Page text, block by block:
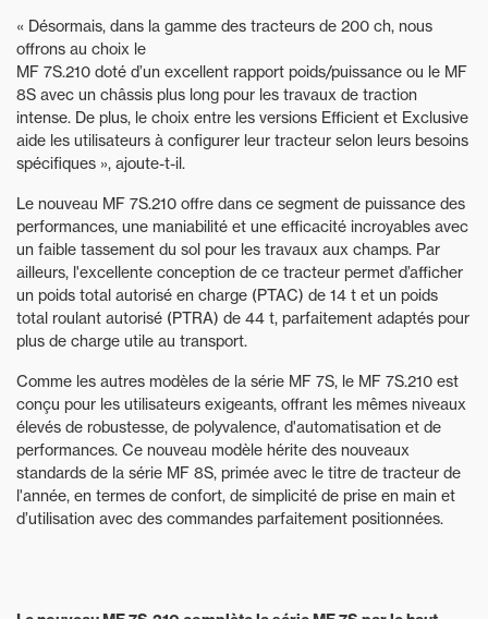
« Désormais, dans la gamme des tracteurs de 200 ch, nous
offrons au choix le
MF 7S.210 doté d’un excellent rapport poids/puissance ou le MF
8S avec un châssis plus long pour les travaux de traction
intense. De plus, le choix entre les versions Efficient et Exclusive
aide les utilisateurs à configurer leur tracteur selon leurs besoins
spécifiques », ajoute-t-il.
Le nouveau MF 7S.210 offre dans ce segment de puissance des
performances, une maniabilité et une efficacité incroyables avec
un faible tassement du sol pour les travaux aux champs. Par
ailleurs, l'excellente conception de ce tracteur permet d’afficher
un poids total autorisé en charge (PTAC) de 14 t et un poids
total roulant autorisé (PTRA) de 44 t, parfaitement adaptés pour
plus de charge utile au transport.
Comme les autres modèles de la série MF 7S, le MF 7S.210 est
conçu pour les utilisateurs exigeants, offrant les mêmes niveaux
élevés de robustesse, de polyvalence, d'automatisation et de
performances. Ce nouveau modèle hérite des nouveaux
standards de la série MF 8S, primée avec le titre de tracteur de
l'année, en termes de confort, de simplicité de prise en main et
d’utilisation avec des commandes parfaitement positionnées.